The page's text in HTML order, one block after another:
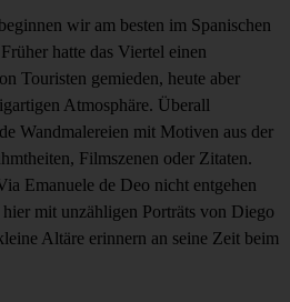
wir am besten im Spanischen
hatte das Viertel einen
Touristen gemieden, heute aber
Atmosphäre. Überall
Wandmalereien mit Motiven aus der
Filmszenen oder Zitaten.
Emanuele de Deo nicht entgehen
hier mit unzähligen Porträts von Diego
Altäre erinnern an seine Zeit beim